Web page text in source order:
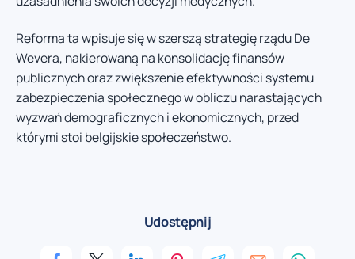
Reforma ta wpisuje się w szerszą strategię rządu De
Wevera, nakierowaną na konsolidację finansów
publicznych oraz zwiększenie efektywności systemu
zabezpieczenia społecznego w obliczu narastających
wyzwań demograficznych i ekonomicznych, przed
którymi stoi belgijskie społeczeństwo.
Udostępnij